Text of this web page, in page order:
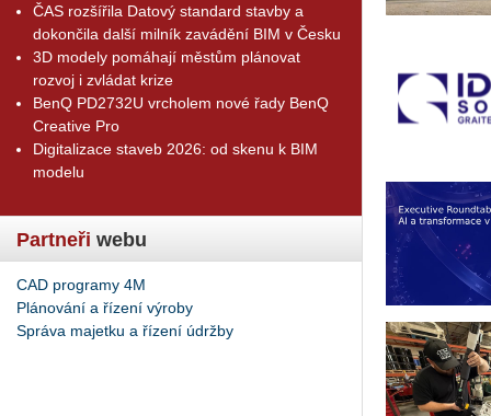
ČAS rozšířila Datový standard stavby a
dokončila další milník zavádění BIM v Česku
3D modely pomáhají městům plánovat
rozvoj i zvládat krize
BenQ PD2732U vrcholem nové řady BenQ
Creative Pro
Digitalizace staveb 2026: od skenu k BIM
modelu
Partneři webu
CAD programy 4M
Plánování a řízení výroby
Správa majetku a řízení údržby